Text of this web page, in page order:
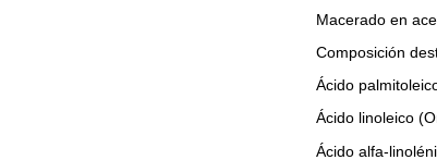
Macerado en
Composición
Ácido
Ácido linoleico
Ácido alfa-